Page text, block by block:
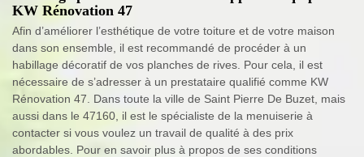
KW Rénovation 47
Afin d’améliorer l’esthétique de votre toiture et de votre maison
dans son ensemble, il est recommandé de procéder à un
habillage décoratif de vos planches de rives. Pour cela, il est
nécessaire de s’adresser à un prestataire qualifié comme KW
Rénovation 47. Dans toute la ville de Saint Pierre De Buzet, mais
aussi dans le 47160, il est le spécialiste de la menuiserie à
contacter si vous voulez un travail de qualité à des prix
abordables. Pour en savoir plus à propos de ses conditions